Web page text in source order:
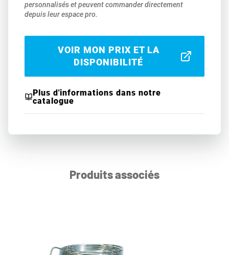
personnalisés et peuvent commander directement
depuis leur espace pro.
VOIR MON PRIX ET LA
DISPONIBILITÉ
Plus d'informations dans notre
catalogue
Produits associés